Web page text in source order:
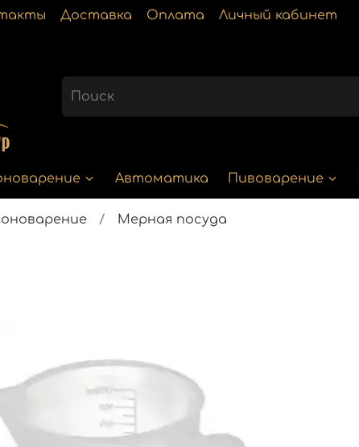
Доставка Оплата Личный кабинет
Автоматика Пивоварение
Мерная посуда